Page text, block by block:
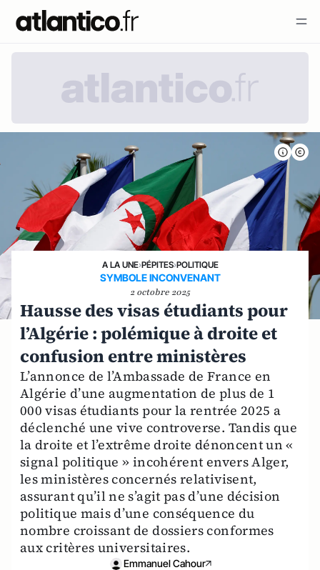
A LA UNE›PÉPITES›POLITIQUE
SYMBOLE INCONVENANT
2 octobre 2025
Hausse des visas étudiants pour
l’Algérie : polémique à droite et
confusion entre ministères
L’annonce de l’Ambassade de France en
Algérie d’une augmentation de plus de 1
000 visas étudiants pour la rentrée 2025 a
déclenché une vive controverse. Tandis que
la droite et l’extrême droite dénoncent un «
signal politique » incohérent envers Alger,
les ministères concernés relativisent,
assurant qu’il ne s’agit pas d’une décision
politique mais d’une conséquence du
nombre croissant de dossiers conformes
aux critères universitaires.
Emmanuel Cahour